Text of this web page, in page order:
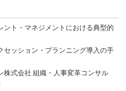
ント・マネジメントにおける典型的
セッション・プランニング導入の手
株式会社 組織・人事変革コンサル